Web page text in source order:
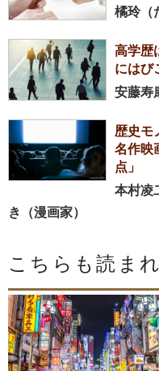
橘玲（
高学歴
にはび
安藤寿
歴史モ
名作映
点」
本村凌
き（漫画家）
こちらも読ま